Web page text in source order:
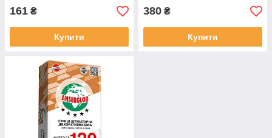
161 ₴
Купити
380 ₴
Купити